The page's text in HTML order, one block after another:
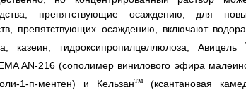
препятствующие осаждению, для
препятствующих осаждению, включают
казеин, гидроксипропилцеллюлоза, Авицель
AN-216 (сополимер винилового эфира
1-п-ментен) и Кельзантм(ксантановая